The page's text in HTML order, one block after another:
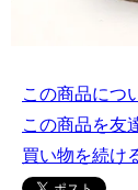
この商品につ
この商品を友
買い物を続け